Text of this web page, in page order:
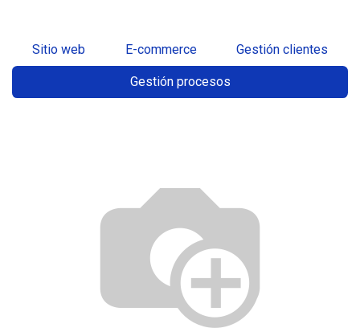
Sitio web E-commerce Gestión clientes
Gestión procesos